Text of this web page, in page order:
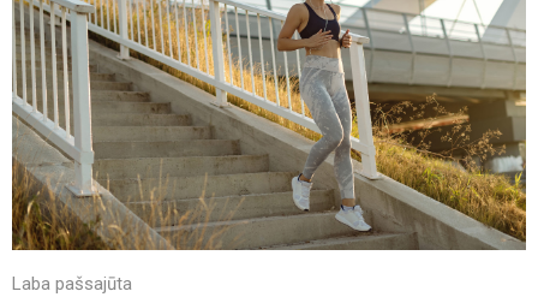
Laba pašsajūta